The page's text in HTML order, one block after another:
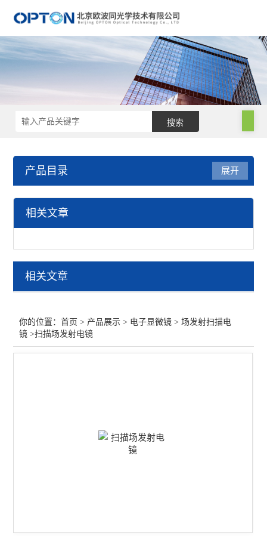
产品目录
电子显微镜
透射电镜
展开
相关文章
相关文章
你的位置：首页 > 产品展示 > 电子显微镜 >场发射扫描电
镜 >扫描场发射电镜